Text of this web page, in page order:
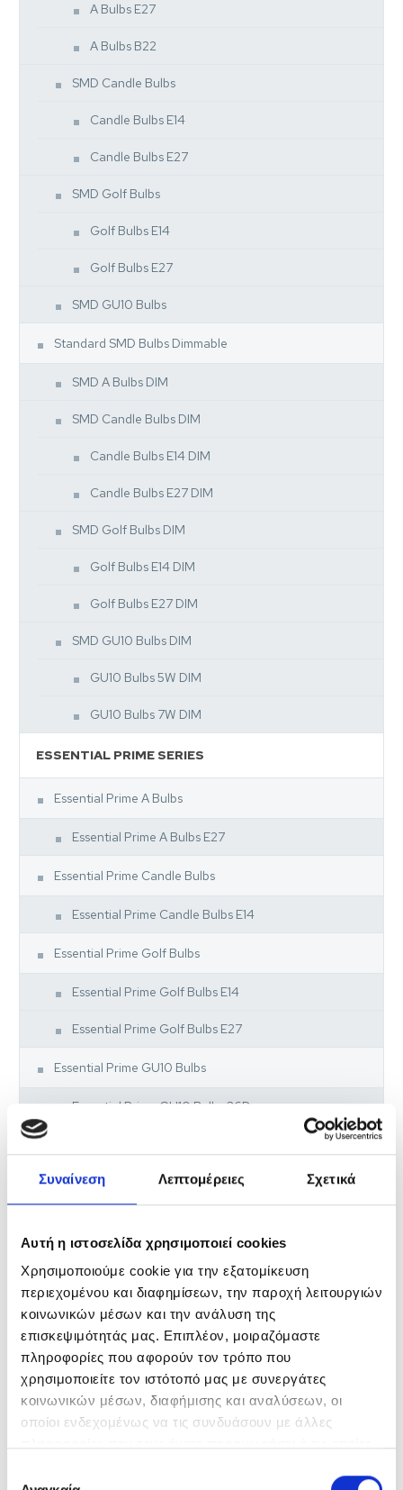
Συναίνεση Λεπτομέρειες Σχετικά
Αυτή η ιστοσελίδα χρησιμοποιεί cookies
Χρησιμοποιούμε cookie για την εξατομίκευση
περιεχομένου και διαφημίσεων, την παροχή λειτουργιών
κοινωνικών μέσων και την ανάλυση της
επισκεψιμότητάς μας. Επιπλέον, μοιραζόμαστε
πληροφορίες που αφορούν τον τρόπο που
χρησιμοποιείτε τον ιστότοπό μας με συνεργάτες
κοινωνικών μέσων, διαφήμισης και αναλύσεων, οι
οποίοι ενδεχομένως να τις συνδυάσουν με άλλες
A Bulbs E27
A Bulbs B22
SMD Candle Bulbs
Candle Bulbs E14
Candle Bulbs E27
SMD Golf Bulbs
Golf Bulbs E14
Golf Bulbs E27
SMD GU10 Bulbs
Standard SMD Bulbs Dimmable
SMD A Bulbs DIM
SMD Candle Bulbs DIM
Candle Bulbs E14 DIM
Candle Bulbs E27 DIM
SMD Golf Bulbs DIM
Golf Bulbs E14 DIM
Golf Bulbs E27 DIM
SMD GU10 Bulbs DIM
GU10 Bulbs 5W DIM
GU10 Bulbs 7W DIM
ESSENTIAL PRIME SERIES
Essential Prime A Bulbs
Essential Prime A Bulbs E27
Essential Prime Candle Bulbs
Essential Prime Candle Bulbs E14
Essential Prime Golf Bulbs
Essential Prime Golf Bulbs E14
Essential Prime Golf Bulbs E27
Essential Prime GU10 Bulbs
Essential Prime GU10 Bulbs 36D
FILAMENT SERIES
Filament A Bulbs
Filament Candle Bulbs
Filament Candle Bulbs C35
Filament Candle Bulbs CF35
Filament Golf Bulbs
Filament Golf Bulbs E14